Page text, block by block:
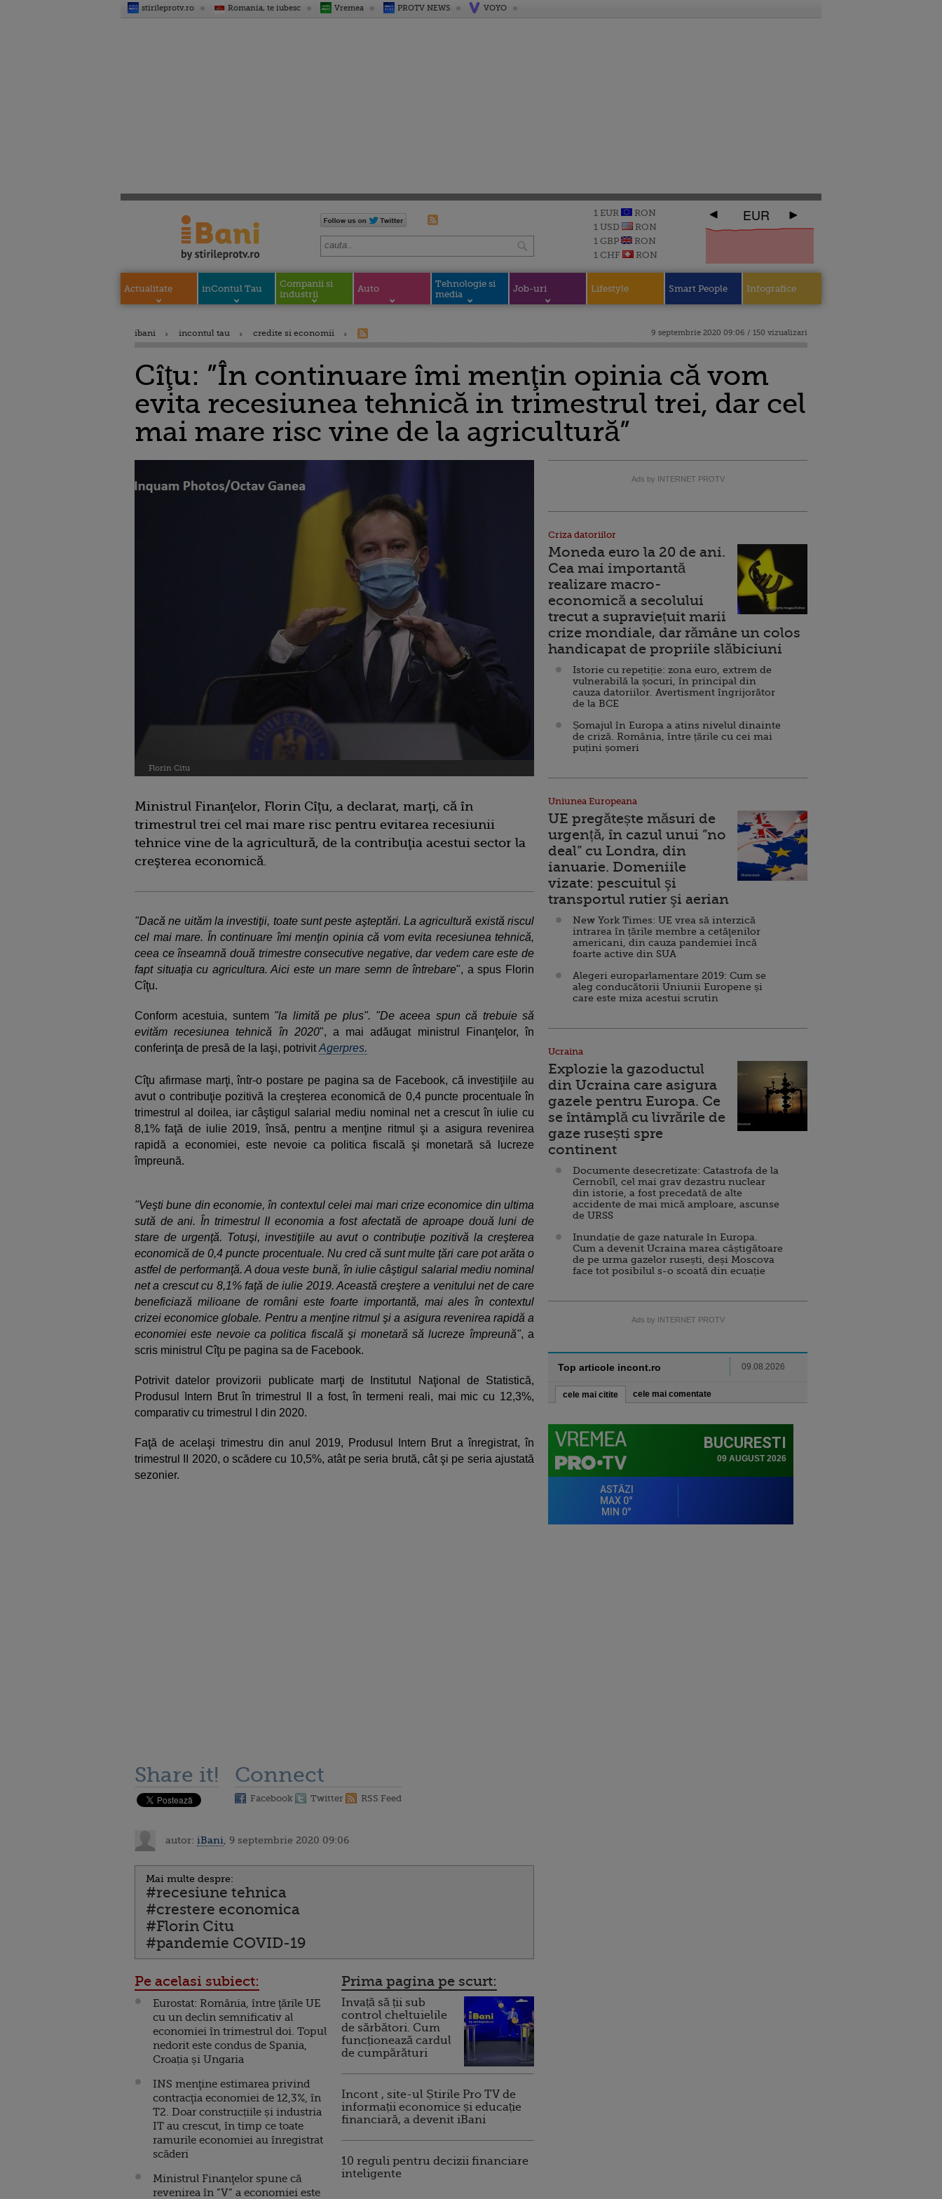
stirileprotv.ro Romania, te iubesc Vremea PROTV NEWS VOYO
1 EUR
RON
1 USD
RON
1 GBP
RON
1 CHF
RON
EUR
Actualitate inContul Tau
Companii si
industrii
Auto
Tehnologie si
media
Job-uri Lifestyle Smart People Infografice
ibani incontul tau credite si economii 9 septembrie 2020 09:06 / 150 vizualizari
Cîţu: ”În continuare îmi menţin opinia că vom
evita recesiunea tehnică in trimestrul trei, dar cel
mai mare risc vine de la agricultură”
Florin Citu
Ministrul Finanţelor, Florin Cîţu, a declarat, marţi, că în
trimestrul trei cel mai mare risc pentru evitarea recesiunii
tehnice vine de la agricultură, de la contribuţia acestui sector la
creşterea economică.
"Dacă ne uităm la investiţii, toate sunt peste aşteptări. La agricultură există riscul
cel mai mare. În continuare îmi menţin opinia că vom evita recesiunea tehnică,
ceea ce înseamnă două trimestre consecutive negative, dar vedem care este de
fapt situaţia cu agricultura. Aici este un mare semn de întrebare", a spus Florin
Cîţu.
Conform acestuia, suntem"la limită pe plus". "De aceea spun că trebuie să
evităm recesiunea tehnică în 2020", a mai adăugat ministrul Finanţelor, în
conferinţa de presă de la Iaşi, potrivitAgerpres.
Cîţu afirmase marţi, într-o postare pe pagina sa de Facebook, că investiţiile au
avut o contribuţie pozitivă la creşterea economică de 0,4 puncte procentuale în
trimestrul al doilea, iar câştigul salarial mediu nominal net a crescut în iulie cu
8,1% faţă de iulie 2019, însă, pentru a menţine ritmul şi a asigura revenirea
rapidă a economiei, este nevoie ca politica fiscală şi monetară să lucreze
împreună.
"Veşti bune din economie, în contextul celei mai mari crize economice din ultima
sută de ani. În trimestrul II economia a fost afectată de aproape două luni de
stare de urgenţă. Totuşi, investiţiile au avut o contribuţie pozitivă la creşterea
economică de 0,4 puncte procentuale. Nu cred că sunt multe ţări care pot arăta o
astfel de performanţă. A doua veste bună, în iulie câştigul salarial mediu nominal
net a crescut cu 8,1% faţă de iulie 2019. Această creştere a venitului net de care
beneficiază milioane de români este foarte importantă, mai ales în contextul
crizei economice globale. Pentru a menţine ritmul şi a asigura revenirea rapidă a
economiei este nevoie ca politica fiscală şi monetară să lucreze împreună", a
scris ministrul Cîţu pe pagina sa de Facebook.
Potrivit datelor provizorii publicate marţi de Institutul Naţional de Statistică,
Produsul Intern Brut în trimestrul II a fost, în termeni reali, mai mic cu 12,3%,
comparativ cu trimestrul I din 2020.
Faţă de acelaşi trimestru din anul 2019, Produsul Intern Brut a înregistrat, în
trimestrul II 2020, o scădere cu 10,5%, atât pe seria brută, cât şi pe seria ajustată
sezonier.
Share it! Connect
Facebook Twitter RSS Feed
autor: iBani , 9 septembrie 2020 09:06
Mai multe despre:
#recesiune tehnica
#crestere economica
#Florin Citu
#pandemie COVID-19
Pe acelasi subiect:
Eurostat: România, între ţările UE
cu un declin semnificativ al
economiei în trimestrul doi. Topul
nedorit este condus de Spania,
Croația și Ungaria
INS menţine estimarea privind
contracţia economiei de 12,3%, în
T2. Doar construcțiile și industria
IT au crescut, în timp ce toate
ramurile economiei au înregistrat
scăderi
Ministrul Finanţelor spune că
revenirea în ”V” a economiei este
Prima pagina pe scurt:
Invață să ții sub
control cheltuielile
de sărbători. Cum
funcționează cardul
de cumpărături
Incont , site-ul Știrile Pro TV de
informații economice și educație
financiară, a devenit iBani
10 reguli pentru decizii financiare
inteligente
Ads by INTERNET PROTV
Criza datoriilor
Moneda euro la 20 de ani.
Cea mai importantă
realizare macro-
economică a secolului
trecut a supraviețuit marii
crize mondiale, dar rămâne un colos
handicapat de propriile slăbiciuni
Istorie cu repetiție: zona euro, extrem de
vulnerabilă la șocuri, în principal din
cauza datoriilor. Avertisment îngrijorător
de la BCE
Șomajul în Europa a atins nivelul dinainte
de criză. România, între țările cu cei mai
puțini șomeri
Uniunea Europeana
UE pregătește măsuri de
urgență, în cazul unui ”no
deal” cu Londra, din
ianuarie. Domeniile
vizate: pescuitul şi
transportul rutier şi aerian
New York Times: UE vrea să interzică
intrarea în țările membre a cetăţenilor
americani, din cauza pandemiei încă
foarte active din SUA
Alegeri europarlamentare 2019: Cum se
aleg conducătorii Uniunii Europene și
care este miza acestui scrutin
Ucraina
Explozie la gazoductul
din Ucraina care asigura
gazele pentru Europa. Ce
se întâmplă cu livrările de
gaze rusești spre
continent
Documente desecretizate: Catastrofa de la
Cernobîl, cel mai grav dezastru nuclear
din istorie, a fost precedată de alte
accidente de mai mică amploare, ascunse
de URSS
Inundație de gaze naturale în Europa.
Cum a devenit Ucraina marea câștigătoare
de pe urma gazelor rusești, deși Moscova
face tot posibilul s-o scoată din ecuație
Ads by INTERNET PROTV
Top articole incont.ro 09.08.2026
cele mai citite cele mai comentate